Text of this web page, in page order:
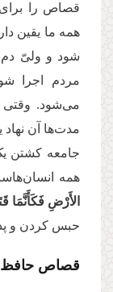
قصاص را
همه ما یقین
شود و ولیّ دم
مردم اجرا
می‌شود. وقتی
مدت‌ها آن
جامعه کشتن
همه
الأَرْضِ فَكَأَنَّمَا
حبس کردن و
قصاص حافظ